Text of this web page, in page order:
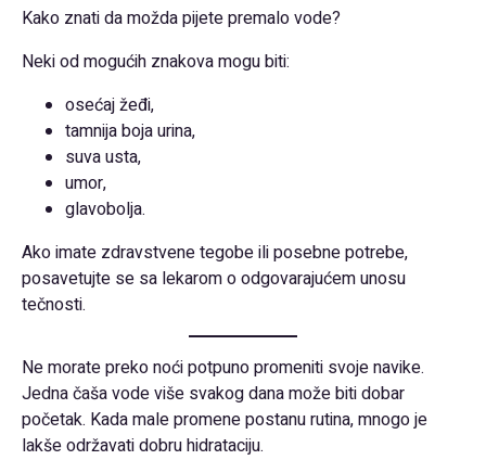
Kako znati da možda pijete premalo vode?
Neki od mogućih znakova mogu biti:
osećaj žeđi,
tamnija boja urina,
suva usta,
umor,
glavobolja.
Ako imate zdravstvene tegobe ili posebne potrebe,
posavetujte se sa lekarom o odgovarajućem unosu
tečnosti.
Ne morate preko noći potpuno promeniti svoje navike.
Jedna čaša vode više svakog dana može biti dobar
početak. Kada male promene postanu rutina, mnogo je
lakše održavati dobru hidrataciju.